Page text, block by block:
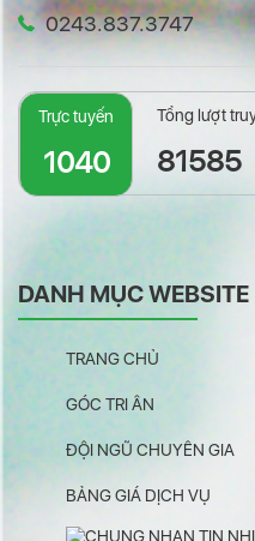
0243.837.3747
Trực tuyến
1040
Tổng lượt
81585
DANH MỤC WEBSITE
TRANG CHỦ
GÓC TRI ÂN
ĐỘI NGŨ CHUYÊN GIA
BẢNG GIÁ DỊCH VỤ